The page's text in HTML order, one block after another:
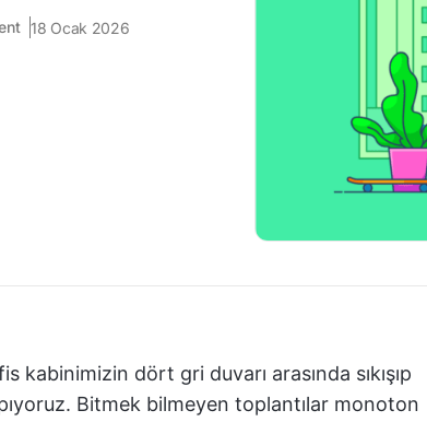
18 Ocak 2026
kabinimizin dört gri duvarı arasında sıkışıp
Bitmek bilmeyen toplantılar monoton